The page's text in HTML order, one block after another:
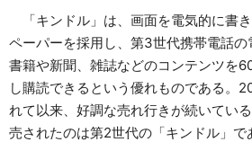
ご寄附のお願
「キンドル」は、画面を電気的に書
ペーパーを採用し、第3世代携帯電話の
書籍や新聞、雑誌などのコンテンツを
し購読できるという優れものである。
れて以来、好調な売れ行きが続いてい
売されたのは第2世代の「キンドル」で